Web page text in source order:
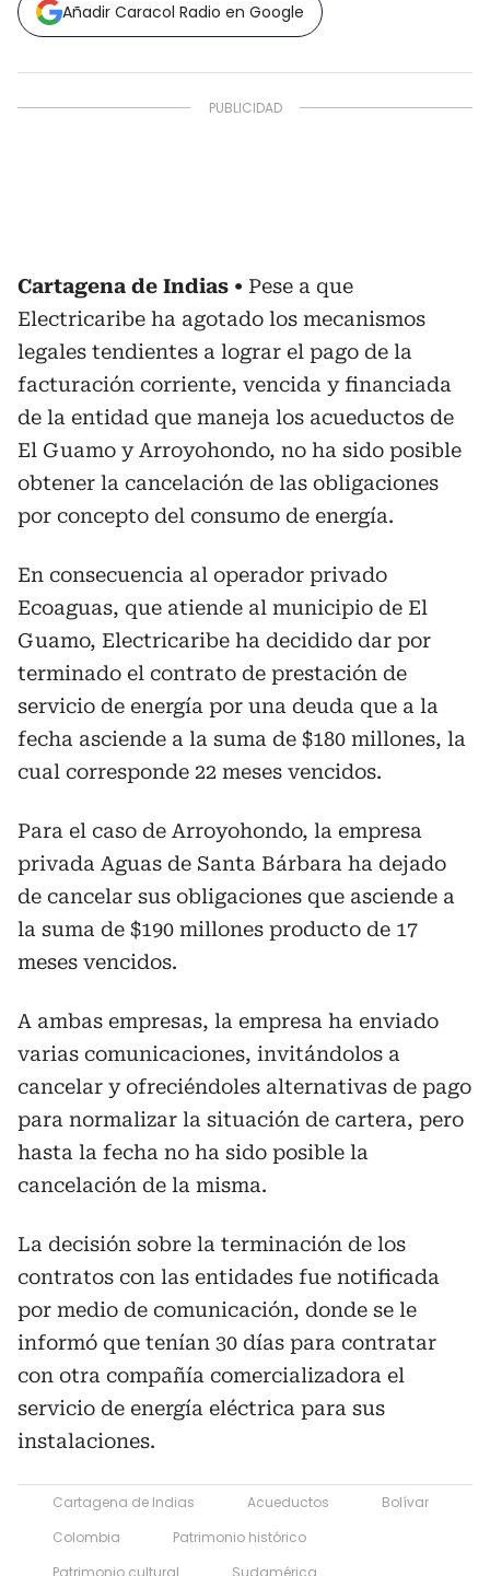
Añadir Caracol Radio en Google
Cartagena de Indias
Pese a que
Electricaribe ha agotado los mecanismos
legales tendientes a lograr el pago de la
facturación corriente, vencida y financiada
de la entidad que maneja los acueductos de
El Guamo y Arroyohondo, no ha sido posible
obtener la cancelación de las obligaciones
por concepto del consumo de energía.
En consecuencia al operador privado
Ecoaguas, que atiende al municipio de El
Guamo, Electricaribe ha decidido dar por
terminado el contrato de prestación de
servicio de energía por una deuda que a la
fecha asciende a la suma de $180 millones, la
cual corresponde 22 meses vencidos.
Para el caso de Arroyohondo, la empresa
privada Aguas de Santa Bárbara ha dejado
de cancelar sus obligaciones que asciende a
la suma de $190 millones producto de 17
meses vencidos.
A ambas empresas, la empresa ha enviado
varias comunicaciones, invitándolos a
cancelar y ofreciéndoles alternativas de pago
para normalizar la situación de cartera, pero
hasta la fecha no ha sido posible la
cancelación de la misma.
La decisión sobre la terminación de los
contratos con las entidades fue notificada
por medio de comunicación, donde se le
informó que tenían 30 días para contratar
con otra compañía comercializadora el
servicio de energía eléctrica para sus
instalaciones.
Cartagena de Indias Acueductos
Bolívar
Colombia
Patrimonio histórico
Patrimonio cultural
Sudamérica